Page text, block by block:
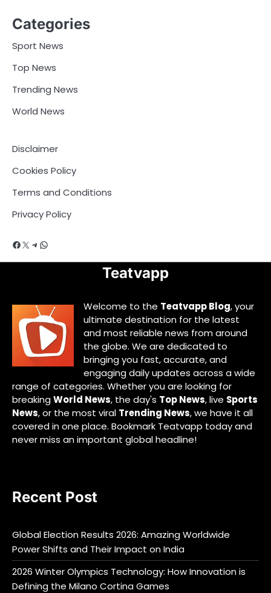
Categories
Sport News
Top News
Trending News
World News
Disclaimer
Cookies Policy
Terms and Conditions
Privacy Policy
Facebook
X Telegram
WhatsApp
Teatvapp
Welcome to the Teatvapp Blog, your
ultimate destination for the latest
and most reliable news from around
the globe. We are dedicated to
bringing you fast, accurate, and
engaging daily updates across a wide
range of categories. Whether you are looking for
breakingWorld News, the day's Top News, live Sports
News, or the most viral Trending News, we have it all
covered in one place. Bookmark Teatvapp today and
never miss an important global headline!
Recent Post
Global Election Results 2026: Amazing Worldwide
Power Shifts and Their Impact on India
2026 Winter Olympics Technology: How Innovation is
Defining the Milano Cortina Games